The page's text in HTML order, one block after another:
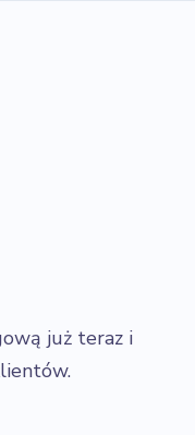
już teraz i